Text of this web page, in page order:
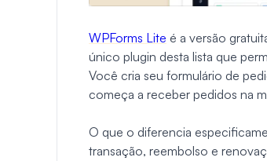
WPForms Lite é a versão
único plugin desta lista que
Você cria seu formulário de
começa a receber pedidos na
O que o diferencia
transação, reembolso e